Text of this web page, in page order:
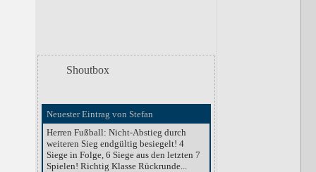
Shoutbox
Neuester Eintrag von Stefan
Herren Fußball: Nicht-Abstieg durch
weiteren Sieg endgültig besiegelt! 4
Siege in Folge, 6 Siege aus den letzten 7
Spielen! Richtig Klasse Rückrunde...